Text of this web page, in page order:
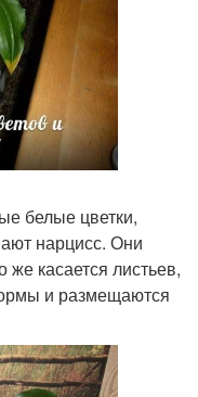
белые цветки,
нарцисс. Они
касается листьев,
и размещаются